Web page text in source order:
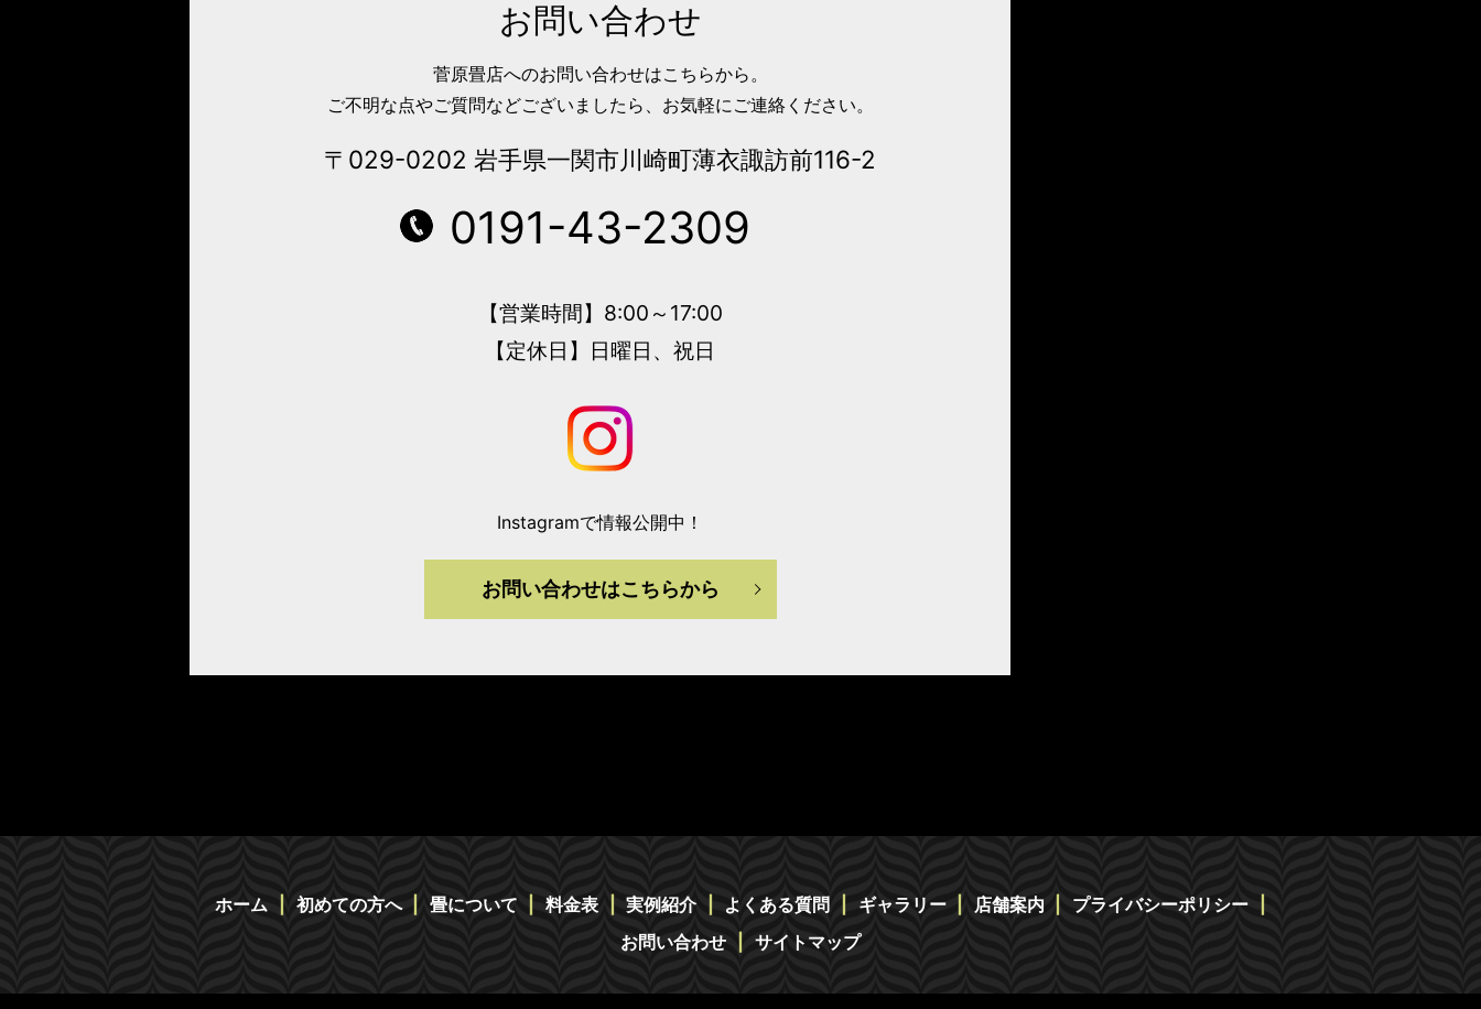
お問い合わせ
菅原畳店へのお問い合わせはこちらから。
ご不明な点やご質問などございましたら、お気軽にご連絡ください。
〒029-0202 岩手県一関市川崎町薄衣諏訪前116-2
0191-43-2309
【営業時間】8:00～17:00
【定休日】日曜日、祝日
Instagramで情報公開中！
お問い合わせはこちらから
ホーム 初めての方へ 畳について 料金表 実例紹介 よくある質問 ギャラリー 店舗案内
プライバシーポリシー
お問い合わせ
サイトマップ